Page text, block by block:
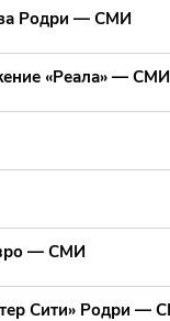
за Родри — СМИ
«Реала» — СМИ
— СМИ
Сити» Родри —